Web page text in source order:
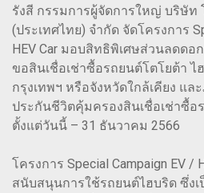
รังสี กรรมการผู้จัดการใหญ่ บริษัท
(ประเทศไทย) จํากัด จัดโครงการ
HEV Car มอบสิทธิพิเศษส่วนลดดอ
ขอสินเชื่อเช่าซื้อรถยนต์โตโยต้า
กรุงเทพฯ หรือจังหวัดใกล้เคียง แ
ประกันชีวิตคุ้มครองสินเชื่อเช่าซื้
ตั้งแต่วันนี้ – 31 ธันวาคม 2566
โครงการ Special Campaign EV /
สนับสนุนการใช้รถยนต์ไฮบริด ซึ่ง